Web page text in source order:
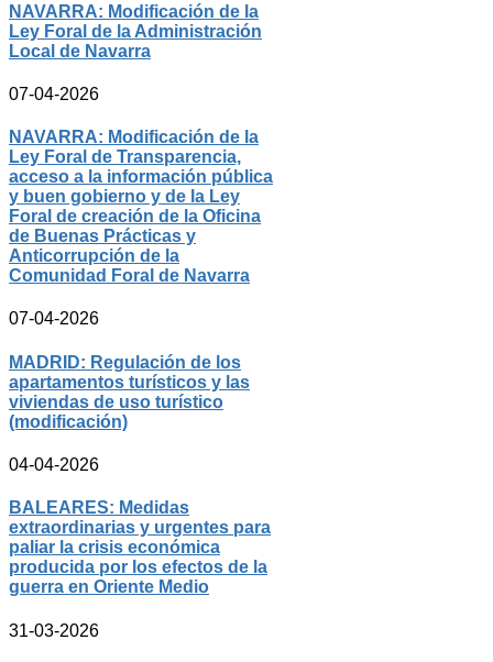
NAVARRA: Modificación de la
Ley Foral de la Administración
Local de Navarra
07-04-2026
NAVARRA: Modificación de la
Ley Foral de Transparencia,
acceso a la información pública
y buen gobierno y de la Ley
Foral de creación de la Oficina
de Buenas Prácticas y
Anticorrupción de la
Comunidad Foral de Navarra
07-04-2026
MADRID: Regulación de los
apartamentos turísticos y las
viviendas de uso turístico
(modificación)
04-04-2026
BALEARES: Medidas
extraordinarias y urgentes para
paliar la crisis económica
producida por los efectos de la
guerra en Oriente Medio
31-03-2026